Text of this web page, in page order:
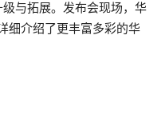
与拓展。发布会现场，华
细介绍了更丰富多彩的华